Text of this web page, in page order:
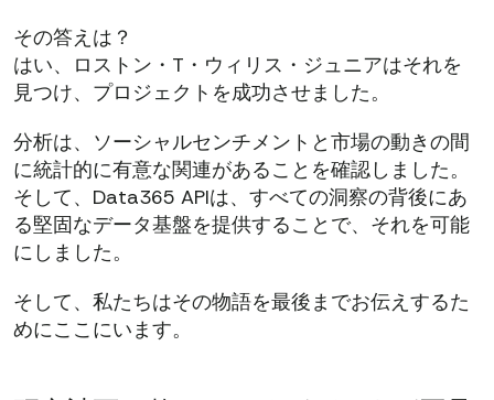
その答えは？
はい、ロストン・T・ウィリス・ジュニアはそれを
見つけ、プロジェクトを成功させました。
分析は、ソーシャルセンチメントと市場の動きの間
に統計的に有意な関連があることを確認しました。
そして、Data365 APIは、すべての洞察の背後にあ
る堅固なデータ基盤を提供することで、それを可能
にしました。
そして、私たちはその物語を最後までお伝えするた
めにここにいます。